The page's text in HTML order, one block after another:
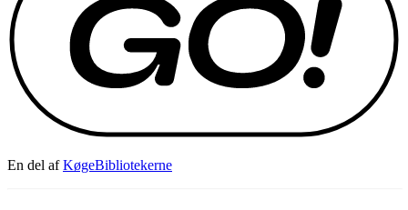
En del af KøgeBibliotekerne